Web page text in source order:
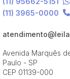
(11) 3965-0000
Avenida Marquês
Paulo - SP
CEP 01139-000